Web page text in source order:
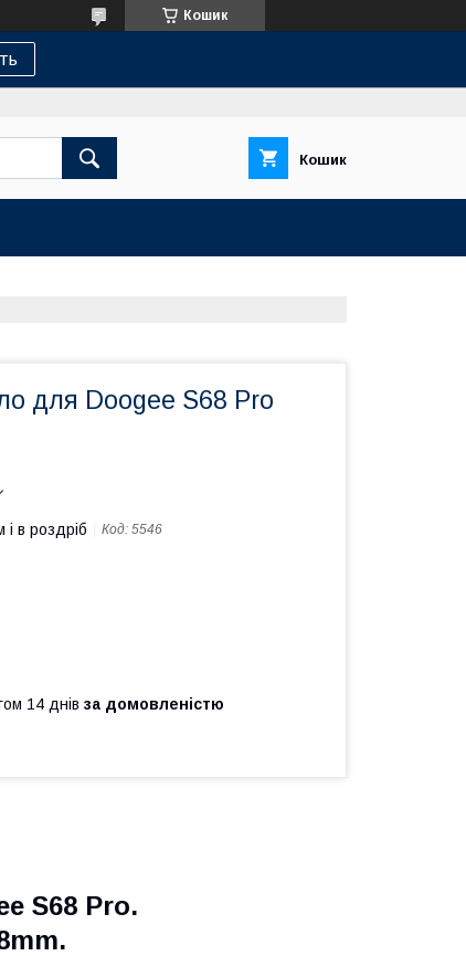
Кошик
Кошик
для Doogee S68 Pro
і в роздріб Код: 5546
14 днів за домовленістю
S68 Pro.